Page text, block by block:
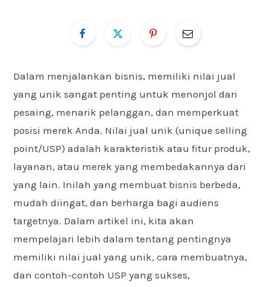
Dalam menjalankan bisnis, memiliki nilai jual
yang unik sangat penting untuk menonjol dari
pesaing, menarik pelanggan, dan memperkuat
posisi merek Anda. Nilai jual unik (unique selling
point/USP) adalah karakteristik atau fitur produk,
layanan, atau merek yang membedakannya dari
yang lain. Inilah yang membuat bisnis berbeda,
mudah diingat, dan berharga bagi audiens
targetnya. Dalam artikel ini, kita akan
mempelajari lebih dalam tentang pentingnya
memiliki nilai jual yang unik, cara membuatnya,
dan contoh-contoh USP yang sukses,